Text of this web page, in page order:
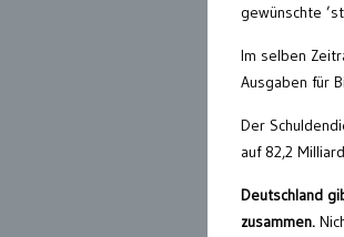
gewünschte
Im selben
Ausgaben für
Der
auf 82,2
Deutschland
zusammen.